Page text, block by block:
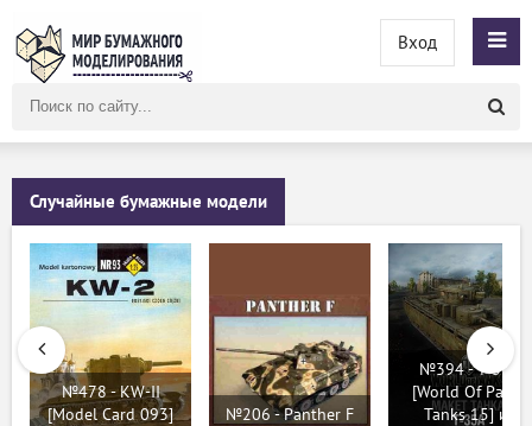
сайту
Вход
Случайные бумажные модели
№478 - KW-II
[Model Card 093]
№206 - Panther F
№394 - T-35A
[World Of Paper
Tanks 15] из